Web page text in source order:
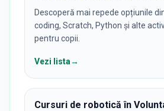
Descoperă mai repede opțiunile
coding, Scratch, Python și alte
pentru copii.
Vezi lista→
Cursuri de robotică în